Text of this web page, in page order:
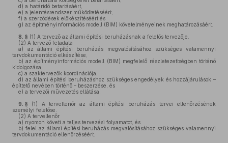
d) a határidő betartásáért,
e) a jelentésrendszer működtetéséért,
f) a szerződések előkészítéséért és
g) az építményinformációs modell (BIM) követelményeinek meghatározásáért.
8. § (1) A tervező az állami építési beruházásnak a felelős tervezője.
(2) A tervező feladata
a) az állami építési beruházás megvalósításához szükséges valamennyi
tervdokumentáció elkészítése,
b) az építményinformációs modell (BIM) megfelelő részletezettségben történő
kidolgozása,
c) a szaktervezők koordinációja,
d) az állami építési beruházáshoz szükséges engedélyek és hozzájárulások –
építtető nevében történő – beszerzése, és
e) a tervezői művezetés ellátása.
9. § (1)
A tervellenőr az állami építési beruházás tervei ellenőrzésének
személyi felelőse.
(2) A tervellenőr
a) nyomon követi a teljes tervezési folyamatot, és
b) felel az állami építési beruházás megvalósításához szükséges valamennyi
tervdokumentáció ellenőrzéséért.